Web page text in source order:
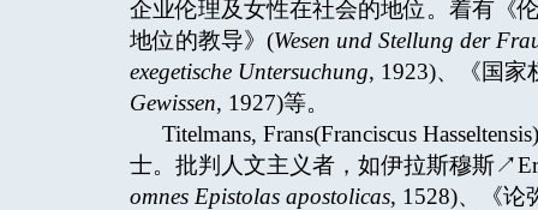
企业伦理及女性在社会的地位。着有《
地位的教导》(Wesen und Stellung der
exegetische Untersuchung, 1923)、《国家
Gewissen, 1927)等。
Titelmans, Frans(Franciscus
士。批判人文主义者，如伊拉斯穆斯
omnes Epistolas apostolicas, 1528)、《论